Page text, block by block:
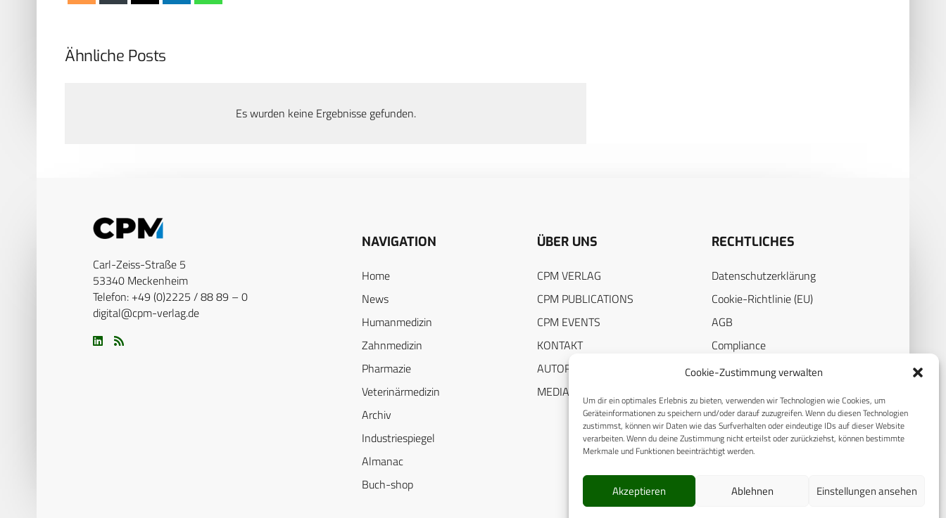
Cookie-Zustimmung verwalten
Um dir ein optimales Erlebnis zu bieten, verwenden wir Technologien wie Cookies, um
Geräteinformationen zu speichern und/oder darauf zuzugreifen. Wenn du diesen Technologien
zustimmst, können wir Daten wie das Surfverhalten oder eindeutige IDs auf dieser Website
verarbeiten. Wenn du deine Zustimmung nicht erteilst oder zurückziehst, können bestimmte
Merkmale und Funktionen beeinträchtigt werden.
Akzeptieren Ablehnen Einstellungen ansehen
Ähnliche Posts
Es wurden keine Ergebnisse gefunden.
Carl-Zeiss-Straße 5
53340 Meckenheim
Telefon: +49 (0)2225 / 88 89 – 0
digital@cpm-verlag.de
NAVIGATION
Home
News
Humanmedizin
Zahnmedizin
Pharmazie
Veterinärmedizin
Archiv
Industriespiegel
Almanac
Buch-shop
ÜBER UNS
CPM VERLAG
CPM PUBLICATIONS
CPM EVENTS
KONTAKT
AUTORENHINWEISE
MEDIADATEN
RECHTLICHES
Datenschutzerklärung
Cookie-Richtlinie (EU)
AGB
Compliance
Impressum